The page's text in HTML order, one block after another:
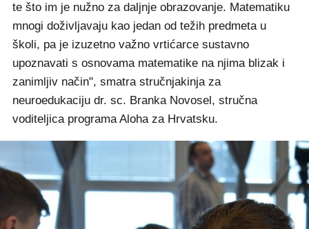
te što im je nužno za daljnje obrazovanje. Matematiku
mnogi doživljavaju kao jedan od težih predmeta u
školi, pa je izuzetno važno vrtićarce sustavno
upoznavati s osnovama matematike na njima blizak i
zanimljiv način", smatra stručnjakinja za
neuroedukaciju dr. sc. Branka Novosel, stručna
voditeljica programa Aloha za Hrvatsku.